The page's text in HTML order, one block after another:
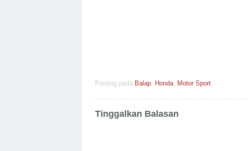
Posting pada Balap Honda Motor Sport
Tinggalkan Balasan